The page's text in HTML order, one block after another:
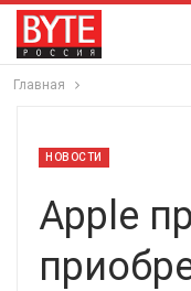
Главная
НОВОСТИ
Apple